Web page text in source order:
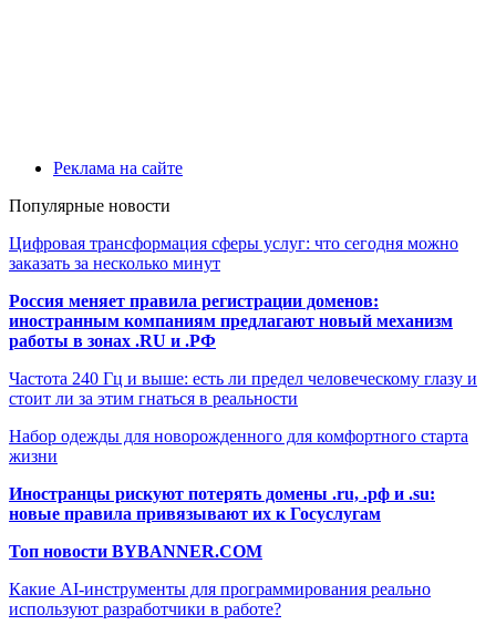
Реклама на сайте
Популярные новости
Цифровая трансформация сферы услуг: что сегодня можно
заказать за несколько минут
Россия меняет правила регистрации доменов:
иностранным компаниям предлагают новый механизм
работы в зонах .RU и .РФ
Частота 240 Гц и выше: есть ли предел человеческому глазу и
стоит ли за этим гнаться в реальности
Набор одежды для новорожденного для комфортного старта
жизни
Иностранцы рискуют потерять домены .ru, .рф и .su:
новые правила привязывают их к Госуслугам
Топ новости BYBANNER.COM
Какие AI-инструменты для программирования реально
используют разработчики в работе?